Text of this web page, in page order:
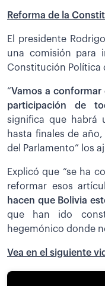
Reforma de la
El presidente
una comisión para
Constitución Política
“Vamos a
participación de
significa que habrá
hasta finales de
del Parlamento” los
Explicó que “se ha
reformar esos
hacen que Bolivia
que han ido
hegemónico donde
Vea en el siguiente